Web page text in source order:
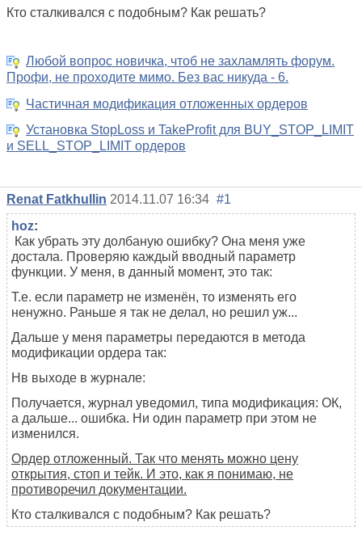
Кто сталкивался с подобным? Как решать?
Любой вопрос новичка, чтоб не захламлять форум.
Профи, не проходите мимо. Без вас никуда - 6.
Частичная модификация отложенных ордеров
Установка StopLoss и TakeProfit для BUY_STOP_LIMIT
и SELL_STOP_LIMIT ордеров
Renat Fatkhullin 2014.11.07 16:34 #1
hoz:
Как убрать эту долбаную ошибку? Она меня уже
достала. Проверяю каждый вводный параметр
функции. У меня, в данный момент, это так:
Т.е. если параметр не изменён, то изменять его
ненужно. Раньше я так не делал, но решил уж...
Дальше у меня параметры передаются в метода
модификации ордера так:
Нв выходе в журнале:
Получается, журнал уведомил, типа модификация: ОК,
а дальше... ошибка. Ни один параметр при этом не
изменился.
Ордер отложенный. Так что менять можно цену
открытия, стоп и тейк. И это, как я понимаю, не
противоречил документации.
Кто сталкивался с подобным? Как решать?